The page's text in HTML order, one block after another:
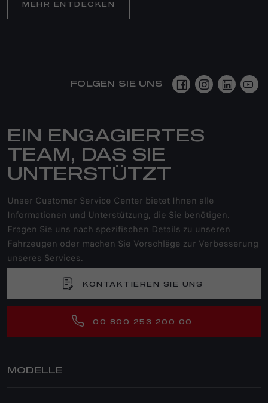
MEHR ENTDECKEN
FOLGEN SIE UNS
EIN ENGAGIERTES
TEAM, DAS SIE
UNTERSTÜTZT
Unser Customer Service Center bietet Ihnen alle
Informationen und Unterstützung, die Sie benötigen.
Fragen Sie uns nach spezifischen Details zu unseren
Fahrzeugen oder machen Sie Vorschläge zur Verbesserung
unseres Services.
KONTAKTIEREN SIE UNS
00 800 253 200 00
MODELLE